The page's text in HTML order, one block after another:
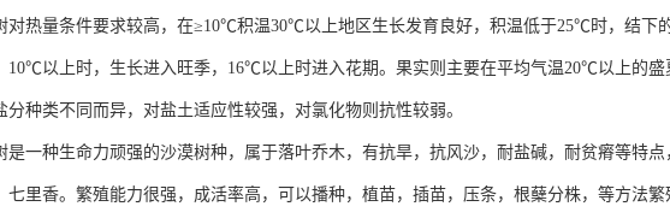
对热量条件要求较高，在≥10℃积温30℃以上地区生长发育良好，积温低于25℃时，结下
10℃以上时，生长进入旺季，16℃以上时进入花期。果实则主要在平均气温20℃以上的盛
分种类不同而异，对盐土适应性较强，对氯化物则抗性较弱。
是一种生命力顽强的沙漠树种，属于落叶乔木，有抗旱，抗风沙，耐盐碱，耐贫瘠等特
七里香。繁殖能力很强，成活率高，可以播种，植苗，插苗，压条，根蘖分株，等方法繁